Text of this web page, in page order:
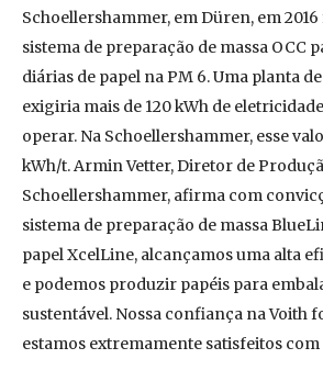
Schoellershammer, em Düren, em
sistema de preparação de massa OCC
diárias de papel na PM 6. Uma planta
exigiria mais de 120 kWh de
operar. Na Schoellershammer, esse
kWh/t. Armin Vetter, Diretor de
Schoellershammer, afirma com
sistema de preparação de massa
papel XcelLine, alcançamos uma alta
e podemos produzir papéis para
sustentável. Nossa confiança na Voith
estamos extremamente satisfeitos com